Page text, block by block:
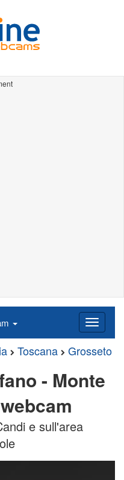
Toscana Grosseto
- Monte
e sull'area